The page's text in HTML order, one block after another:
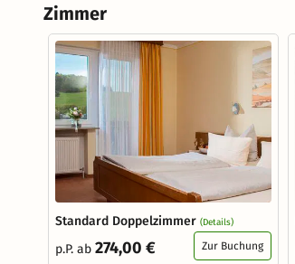
Zimmer
Standard Doppelzimmer (Details)
p.P. ab 274,00 € Zur Buchung